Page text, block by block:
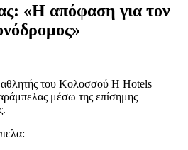
«Η απόφαση για τον
του Κολοσσού H Hotels
μέσω της επίσημης